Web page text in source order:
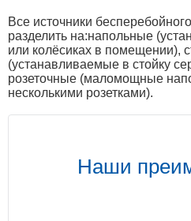
Все источники
разделить на:напольные
или колёсиках в помещении),
(устанавливаемые в стойку
розеточные (маломощные
несколькими розетками).
Наши